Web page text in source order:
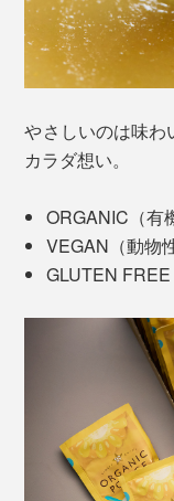
やさしいのは味
カラダ想い。
ORGANIC（有
VEGAN（動物
GLUTEN FREE